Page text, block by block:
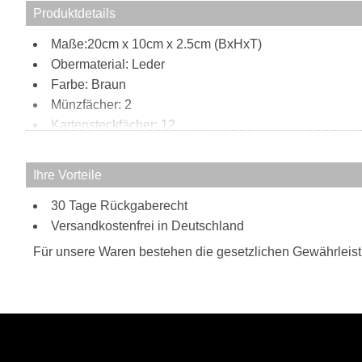
Produktdetails
Maße:20cm x 10cm x 2.5cm (BxHxT)
Obermaterial: Leder
Farbe: Braun
Münzfächer: 2
Kartensteckfächer: 12
Innen:
12 Kartensteckfächer
1 Münzfach
2 Scheinfächer
2 Steckfächer
Ihre Vorteile
30 Tage Rückgaberecht
Versandkostenfrei in Deutschland
Für unsere Waren bestehen die gesetzlichen